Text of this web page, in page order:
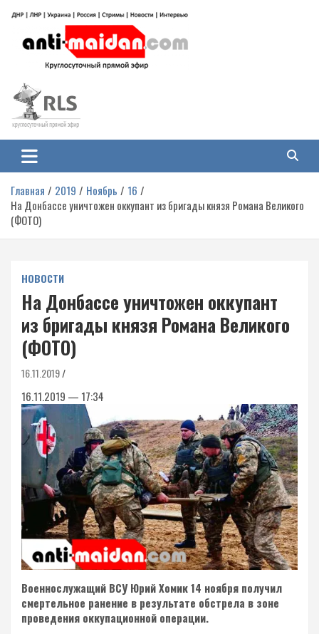
содержимому
Антимайдан: Гражданская война
на Украине
гражданской войне на Украине, включая события в Новороссии, ДНР,
ЛНР и других регионах.
Главная 2019 Ноябрь
16
На Донбассе уничтожен оккупант из бригады князя Романа Великого
(ФОТО)
НОВОСТИ
На Донбассе уничтожен оккупант
из бригады князя Романа Великого
(ФОТО)
16.11.2019
16.11.2019 — 17:34
Военнослужащий ВСУ Юрий Хомик 14 ноября получил
смертельное ранение в результате обстрела в зоне
проведения оккупационной операции.